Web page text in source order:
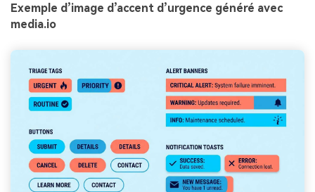
Exemple d’image d’accent d’urgence généré avec
media.io